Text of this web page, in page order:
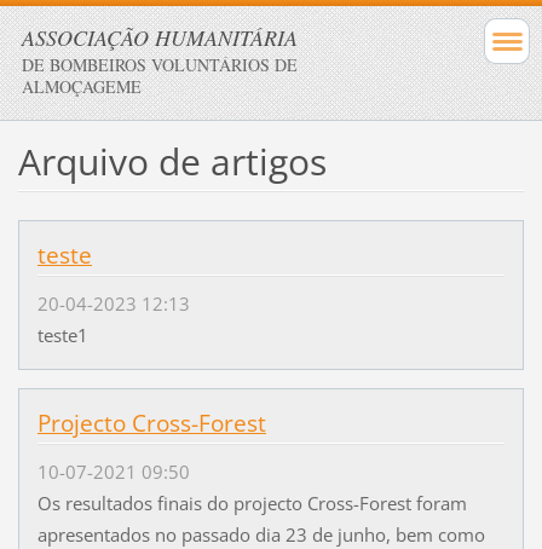
ASSOCIAÇÃO HUMANITÁRIA
DE BOMBEIROS VOLUNTÁRIOS DE
ALMOÇAGEME
Arquivo de artigos
teste
20-04-2023 12:13
teste1
Projecto Cross-Forest
10-07-2021 09:50
Os resultados finais do projecto Cross-Forest foram
apresentados no passado dia 23 de junho, bem como